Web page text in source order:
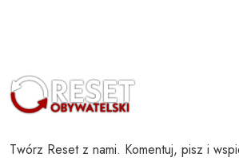
Twórz Reset z nami. Komentuj, pisz i